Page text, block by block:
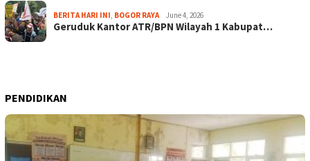
BERITA HARI INI, BOGOR RAYA June 4, 2026
Geruduk Kantor ATR/BPN Wilayah 1 Kabupat…
PENDIDIKAN